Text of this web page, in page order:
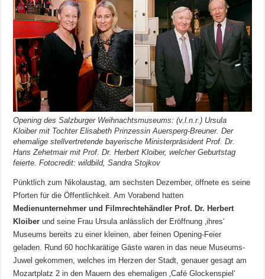
Opening des Salzburger Weihnachtsmuseums: (v.l.n.r.) Ursula
Kloiber mit Tochter Elisabeth Prinzessin Auersperg-Breuner. Der
ehemalige stellvertretende bayerische Ministerpräsident Prof. Dr.
Hans Zehetmair mit Prof. Dr. Herbert Kloiber, welcher Geburtstag
feierte. Fotocredit: wildbild, Sandra Stojkov
Pünktlich zum Nikolaustag, am sechsten Dezember, öffnete es seine
Pforten für die Öffentlichkeit. Am Vorabend hatten
Medienunternehmer und Filmrechtehändler Prof. Dr. Herbert
Kloiber und seine Frau Ursula anlässlich der Eröffnung ‚ihres‘
Museums bereits zu einer kleinen, aber feinen Opening-Feier
geladen. Rund 60 hochkarätige Gäste waren in das neue Museums-
Juwel gekommen, welches im Herzen der Stadt, genauer gesagt am
Mozartplatz 2 in den Mauern des ehemaligen ‚Café Glockenspiel‘